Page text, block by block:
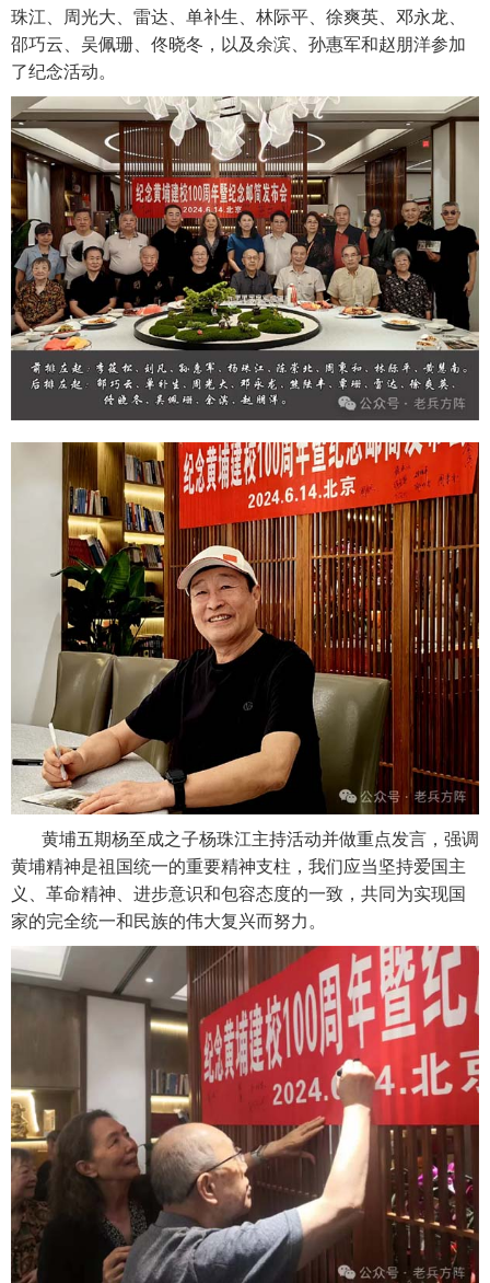
珠江、周光大、雷达、单补生、林际平、徐爽英、邓永龙、
邵巧云、吴佩珊、佟晓冬，以及余滨、孙惠军和赵朋洋参加
了纪念活动。
黄埔五期杨至成之子杨珠江主持活动并做重点发言，强调
黄埔精神是祖国统一的重要精神支柱，我们应当坚持爱国主
义、革命精神、进步意识和包容态度的一致，共同为实现国
家的完全统一和民族的伟大复兴而努力。